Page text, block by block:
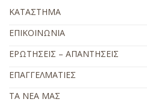
ΚΑΤΑΣΤΗΜΑ
ΕΠΙΚΟΙΝΩΝΙΑ
ΕΡΩΤΗΣΕΙΣ – ΑΠΑΝΤΗΣΕΙΣ
ΕΠΑΓΓΕΛΜΑΤΙΕΣ
ΤΑ ΝΕΑ ΜΑΣ